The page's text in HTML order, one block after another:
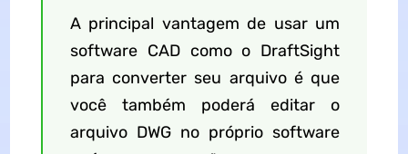
A principal vantagem de usar um
software CAD como o DraftSight
para converter seu arquivo é que
você também poderá editar o
arquivo DWG no próprio software